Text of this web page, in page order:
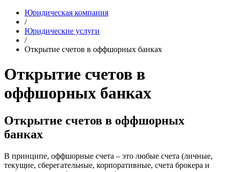
Юридическая компания
/
Юридические услуги
/
Открытие счетов в оффшорных банках
Открытие счетов в
оффшорных банках
Открытие счетов в оффшорных
банках
В принципе, оффшорные счета – это любые счета (личные,
текущие, сберегательные, корпоративные, счета брокера и